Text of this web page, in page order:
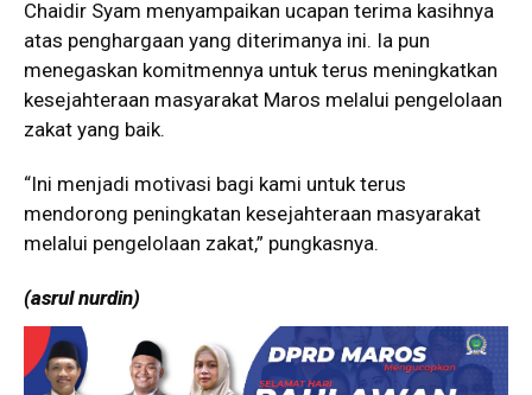
Chaidir Syam menyampaikan ucapan terima kasihnya
atas penghargaan yang diterimanya ini. Ia pun
menegaskan komitmennya untuk terus meningkatkan
kesejahteraan masyarakat Maros melalui pengelolaan
zakat yang baik.
“Ini menjadi motivasi bagi kami untuk terus
mendorong peningkatan kesejahteraan masyarakat
melalui pengelolaan zakat,” pungkasnya.
(asrul nurdin)